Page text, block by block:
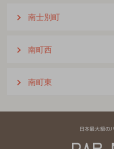
南士別町
南町西
南町東